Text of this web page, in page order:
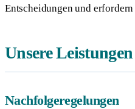
Entscheidungen und
Unsere Leistungen
Nachfolgeregelungen